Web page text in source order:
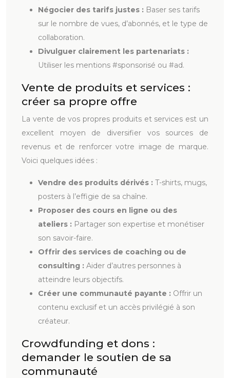
Négocier des tarifs justes : Baser ses tarifs
sur le nombre de vues, d’abonnés, et le type de
collaboration.
Divulguer clairement les partenariats :
Utiliser les mentions #sponsorisé ou #ad.
Vente de produits et services :
créer sa propre offre
La vente de vos propres produits et services est un
excellent moyen de diversifier vos sources de
revenus et de renforcer votre image de marque.
Voici quelques idées :
Vendre des produits dérivés : T-shirts, mugs,
posters à l’effigie de sa chaîne.
Proposer des cours en ligne ou des
ateliers : Partager son expertise et monétiser
son savoir-faire.
Offrir des services de coaching ou de
consulting : Aider d’autres personnes à
atteindre leurs objectifs.
Créer une communauté payante : Offrir un
contenu exclusif et un accès privilégié à son
créateur.
Crowdfunding et dons :
demander le soutien de sa
communauté